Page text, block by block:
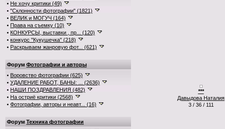
• Не хочу критики (49)
• "Склонности фотографии" (1821)
• ВЕЛИК и МОГУЧ (164)
• Права на съемку (10)
• КОНКУРСЫ, выставки , пр... (120)
• конкурс "Кукушечка" (218)
• Раскрываем жанровую фот... (621)
Форум Фотографии и авторы
• Воровство фотографии (625)
• УДАЛЕНИЕ РАБОТ, БАНЫ: ... (2636)
• НАШИ ПОЗДРАВЛЕНИЯ (482)
• На остриё критики (2568)
• Фотографии, авторы и неавт... (16)
Форум Техника фотографии
***
Давыдова Наталия
3 / 36 / 111